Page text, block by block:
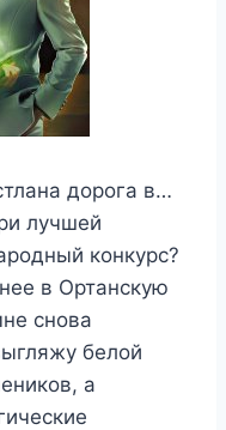
дорога в…
лучшей
конкурс?
в Ортанскую
снова
белой
а